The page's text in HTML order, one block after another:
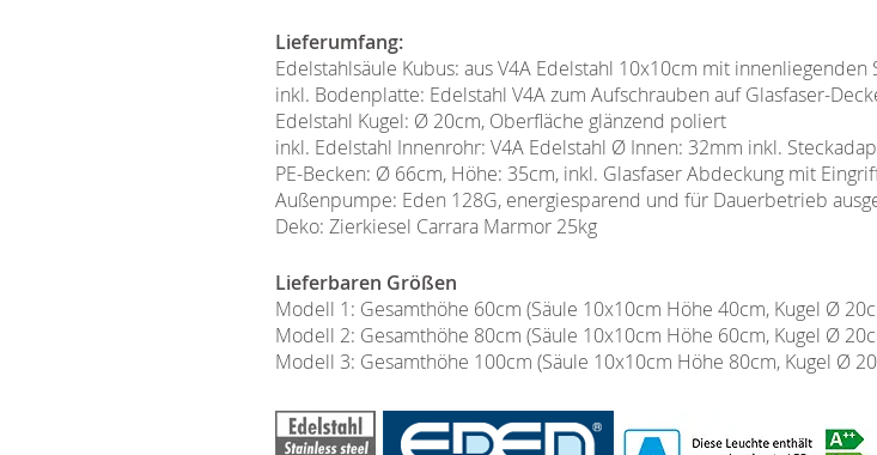
Lieferumfang:
Edelstahlsäule Kubus: aus V4A Edelstahl 10x10cm mit
inkl. Bodenplatte: Edelstahl V4A zum Aufschrauben auf Glasfaser-
Edelstahl Kugel: Ø 20cm, Oberfläche glänzend poliert
inkl. Edelstahl Innenrohr: V4A Edelstahl Ø Innen: 32mm inkl.
PE-Becken: Ø 66cm, Höhe: 35cm, inkl. Glasfaser Abdeckung mit
Außenpumpe: Eden 128G, energiesparend und für Dauerbetrieb
Deko: Zierkiesel Carrara Marmor 25kg
Lieferbaren Größen
Modell 1: Gesamthöhe 60cm (Säule 10x10cm Höhe 40cm, Kugel Ø
Modell 2: Gesamthöhe 80cm (Säule 10x10cm Höhe 60cm, Kugel Ø
Modell 3: Gesamthöhe 100cm (Säule 10x10cm Höhe 80cm, Kugel Ø